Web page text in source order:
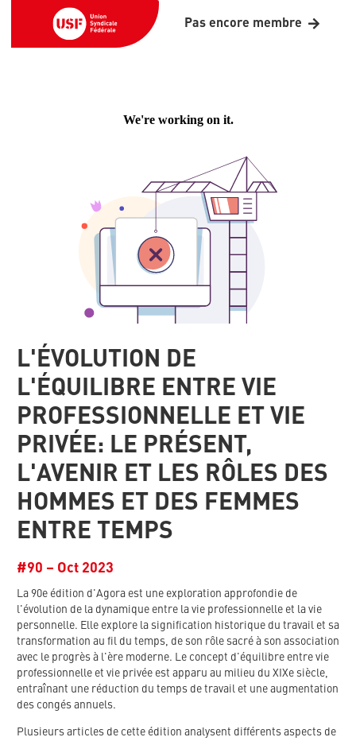
Pas encore membre
L'ÉVOLUTION DE
L'ÉQUILIBRE ENTRE VIE
PROFESSIONNELLE ET VIE
PRIVÉE: LE PRÉSENT,
L'AVENIR ET LES RÔLES DES
HOMMES ET DES FEMMES
ENTRE TEMPS
#90 – Oct 2023
La 90e édition d'Agora est une exploration approfondie de
l'évolution de la dynamique entre la vie professionnelle et la vie
personnelle. Elle explore la signification historique du travail et sa
transformation au fil du temps, de son rôle sacré à son association
avec le progrès à l'ère moderne. Le concept d'équilibre entre vie
professionnelle et vie privée est apparu au milieu du XIXe siècle,
entraînant une réduction du temps de travail et une augmentation
des congés annuels.
Plusieurs articles de cette édition analysent différents aspects de